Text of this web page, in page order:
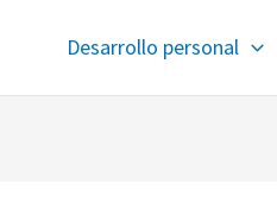
Desarrollo personal